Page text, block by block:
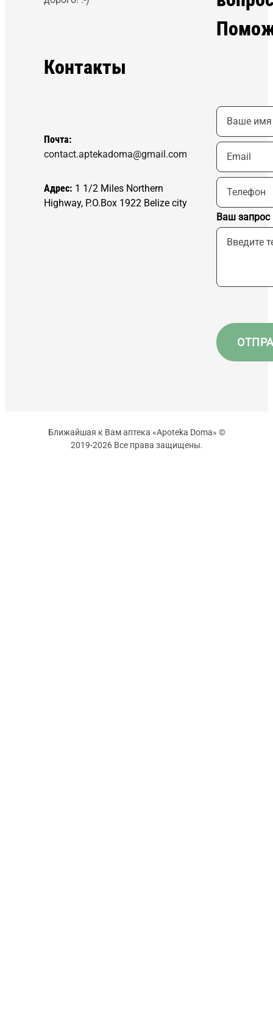
Контакты
Почта:
contact.aptekadoma@gmail.com
Адрес: 1 1/2 Miles Northern
Highway, P.O.Box 1922 Belize city
Ваш запрос
Ближайшая к Вам аптека «Apoteka Doma» ©
2019-2026 Все права защищены.